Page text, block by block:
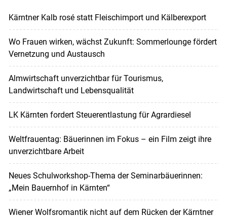
Kärntner Kalb rosé statt Fleischimport und Kälberexport
Wo Frauen wirken, wächst Zukunft: Sommerlounge fördert
Vernetzung und Austausch
Almwirtschaft unverzichtbar für Tourismus,
Landwirtschaft und Lebensqualität
LK Kärnten fordert Steuerentlastung für Agrardiesel
Weltfrauentag: Bäuerinnen im Fokus – ein Film zeigt ihre
unverzichtbare Arbeit
Neues Schulworkshop-Thema der Seminarbäuerinnen:
„Mein Bauernhof in Kärnten“
Wiener Wolfsromantik nicht auf dem Rücken der Kärntner